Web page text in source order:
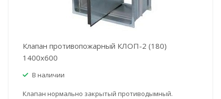
Клапан противопожарный КЛОП-2 (180)
1400x600
В наличии
Клапан нормально закрытый противодымный.